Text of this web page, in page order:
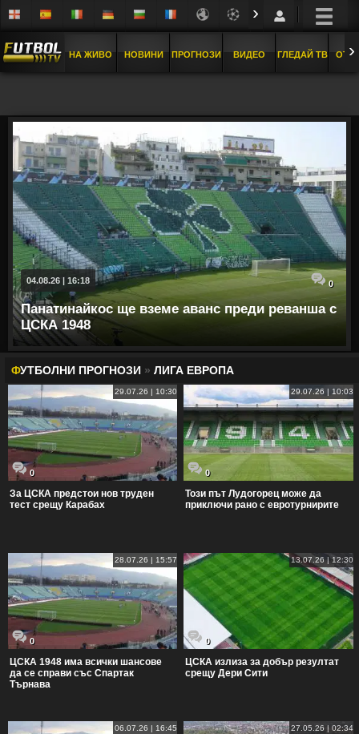
›
НА ЖИВО НОВИНИ ПРОГНОЗИ ВИДЕО ГЛЕДАЙ ТВ ›
04.08.26 | 16:18 0
Панатинайкос ще вземе аванс преди реванша с
ЦСКА 1948
ФУТБОЛНИ ПРОГНОЗИ » ЛИГА ЕВРОПА
29.07.26 | 10:30
0
За ЦСКА предстои нов труден
тест срещу Карабах
29.07.26 | 10:03
0
Този път Лудогорец може да
приключи рано с евротурнирите
28.07.26 | 15:57
0
ЦСКА 1948 има всички шансове
да се справи със Спартак
Търнава
13.07.26 | 12:30
0
ЦСКА излиза за добър резултат
срещу Дери Сити
06.07.26 | 16:45 27.05.26 | 02:34